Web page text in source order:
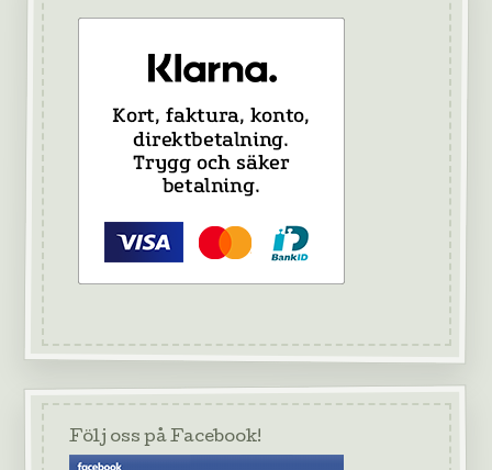
Följ oss på Facebook!